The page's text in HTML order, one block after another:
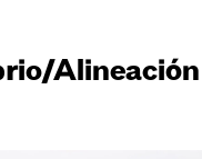
Alineación